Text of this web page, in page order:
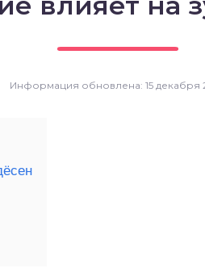
Информация обновлена: 15 декабря